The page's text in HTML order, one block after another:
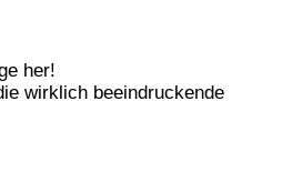
her!
wirklich beeindruckende